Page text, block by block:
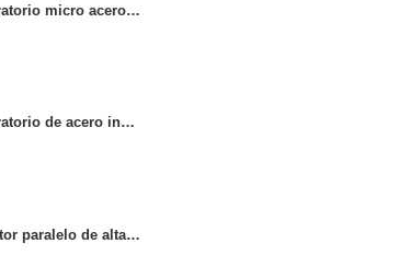
laboratorio micro acero inoxidable reactor de alta presión
laboratorio de acero inoxidable micro agitador de alta presión reactor
Reactor paralelo de alta presión de 250 ml con 2 hervidores de reacción.